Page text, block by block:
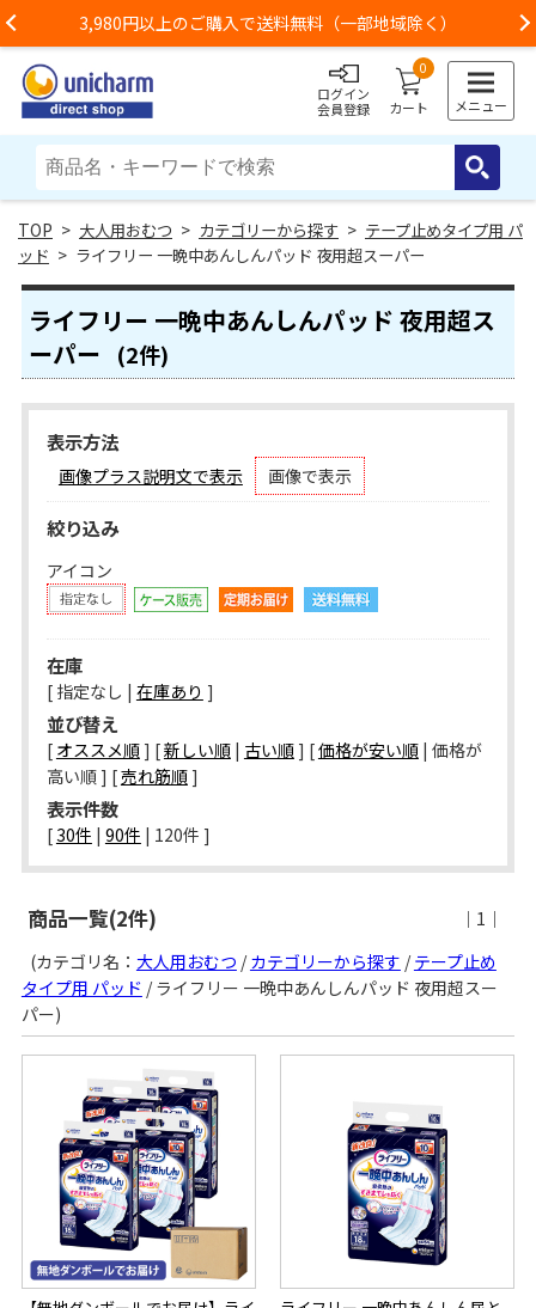
Previous3,980円以上のご購入で送料無料（一部地域除く）
ログイン
会員登録
0
カート メニュー
> 大人用おむつ > カテゴリーから探す > テープ止めタイプ用 パ
ッド > ライフリー 一晩中あんしんパッド 夜用超スーパー
ライフリー 一晩中あんしんパッド 夜用超ス
ーパー
(2件)
表示方法
画像プラス説明文で表示 画像で表示
絞り込み
アイコン
在庫
[ 指定なし | 在庫あり ]
並び替え
[ オススメ順] [新しい順| 古い順] [価格が安い順| 価格が
高い順 ] [売れ筋順]
表示件数
[ 30件 | 90件 | 120件 ]
商品一覧(2件)
｜1｜
(カテゴリ名： 大人用おむつ /カテゴリーから探す /テープ止め
タイプ用 パッド / ライフリー 一晩中あんしんパッド 夜用超スー
パー)